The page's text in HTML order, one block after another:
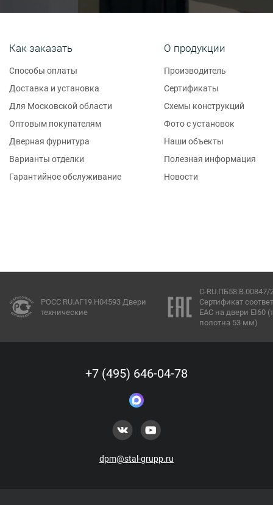
Как заказать
Способы оплаты
Доставка и установка
Для Московской области
Оптовым покупателям
Дверная фурнитура
Варианты отделки
Гарантийное обслуживание
О продукции
Производитель
Сертификаты
Схемы конструкций
Фото с установок
Наши объекты
Полезная информация
Новости
РОСС RU.АГ19.Н04593 Двери
технические
C-RU.ПБ58.В.00847/
Сертификат
ЕАС на двери EI60
полотна 53 мм)
+7 (495) 646-04-78
dpm@stal-grupp.ru